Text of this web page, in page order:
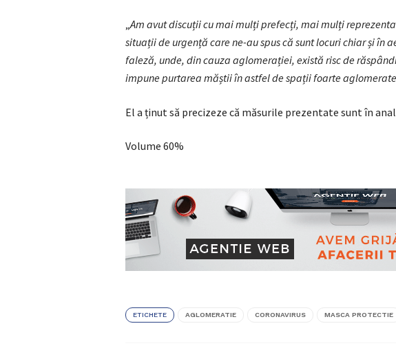
„Am avut discuții cu mai mulți prefecți, mai mulți
situații de urgență care ne-au spus că sunt locuri chiar și în
faleză, unde, din cauza aglomerației, există risc de
impune purtarea măștii în astfel de spații foarte
El a ținut să precizeze că măsurile prezentate sunt în
Volume 60%
ETICHETE AGLOMERATIE CORONAVIRUS MASCA PROTECTIE